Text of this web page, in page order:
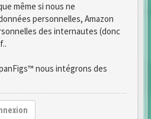
même si nous ne
personnelles, Amazon
des internautes (donc
nous intégrons des